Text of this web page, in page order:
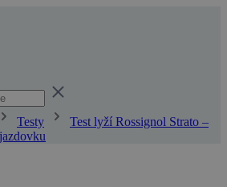
Testy
Test lyží Rossignol Strato –